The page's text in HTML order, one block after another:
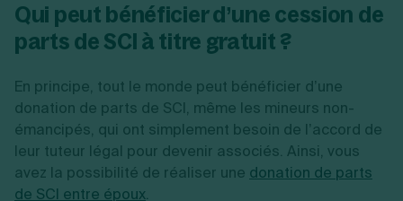
Qui peut bénéficier d’une cession de
parts de SCI à titre gratuit ?
En principe, tout le monde peut bénéficier d’une
donation de parts de SCI, même les mineurs non-
émancipés, qui ont simplement besoin de l’accord de
leur tuteur légal pour devenir associés. Ainsi, vous
avez la possibilité de réaliser une donation de parts
de SCI entre époux.